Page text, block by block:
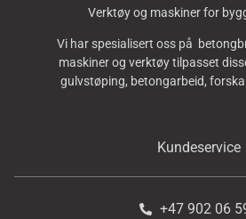
Verktøy og maskiner for
Vi har spesialisert oss på
maskiner og verktøy tilpasset
gulvstøping, betongarbeid,
Kundeservice
+47 902 06